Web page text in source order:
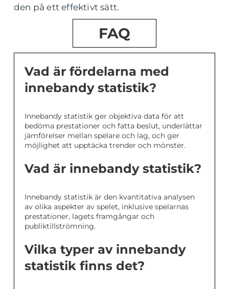
den på ett effektivt sätt.
FAQ
Vad är fördelarna med
innebandy statistik?
Innebandy statistik ger objektiva data för att
bedöma prestationer och fatta beslut, underlättar
jämförelser mellan spelare och lag, och ger
möjlighet att upptäcka trender och mönster.
Vad är innebandy statistik?
Innebandy statistik är den kvantitativa analysen
av olika aspekter av spelet, inklusive spelarnas
prestationer, lagets framgångar och
publiktillströmning.
Vilka typer av innebandy
statistik finns det?